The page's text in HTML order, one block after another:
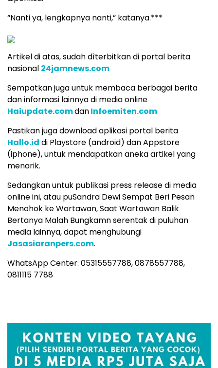
“Nanti ya, lengkapnya nanti,” katanya.***
Artikel di atas, sudah dìterbitkan di portal berita
nasional 24jamnews.com
Sempatkan juga untuk membaca berbagai berita
dan informasi lainnya di media online
Haiupdate.comdanInfoemiten.com
Pastikan juga download aplikasi portal berita
Hallo.id di Playstore (android) dan Appstore
(iphone), untuk mendapatkan aneka artikel yang
menarik.
Sedangkan untuk publikasi press release di media
online ini, atau puSandra Dewi Sempat Beri Pesan
Menohok ke Wartawan, Saat Wartawan Balik
Bertanya Malah Bungkamn serentak di puluhan
media lainnya, dapat menghubungi
Jasasiaranpers.com.
WhatsApp Center: 05315557788, 0878557788,
0811115 7788